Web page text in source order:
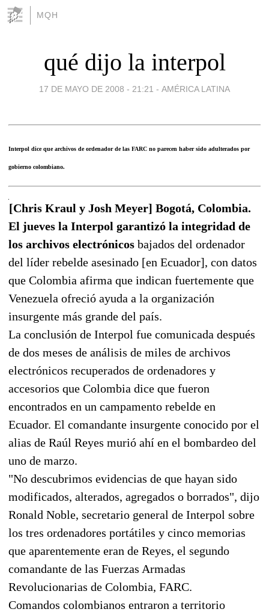
MQH
qué dijo la interpol
17 DE MAYO DE 2008 - 21:21 - AMÉRICA LATINA
Interpol dice que archivos de ordenador de las FARC no parecen haber sido adulterados por
gobierno colombiano.
[Chris Kraul y Josh Meyer] Bogotá, Colombia.
El jueves la Interpol garantizó la integridad de
los archivos electrónicos bajados del ordenador
del líder rebelde asesinado [en Ecuador], con datos
que Colombia afirma que indican fuertemente que
Venezuela ofreció ayuda a la organización
insurgente más grande del país.
La conclusión de Interpol fue comunicada después
de dos meses de análisis de miles de archivos
electrónicos recuperados de ordenadores y
accesorios que Colombia dice que fueron
encontrados en un campamento rebelde en
Ecuador. El comandante insurgente conocido por el
alias de Raúl Reyes murió ahí en el bombardeo del
uno de marzo.
"No descubrimos evidencias de que hayan sido
modificados, alterados, agregados o borrados", dijo
Ronald Noble, secretario general de Interpol sobre
los tres ordenadores portátiles y cinco memorias
que aparentemente eran de Reyes, el segundo
comandante de las Fuerzas Armadas
Revolucionarias de Colombia, FARC.
Comandos colombianos entraron a territorio